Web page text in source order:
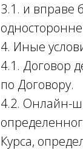
3.1. и вправе
4. Иные
4.1. Договор
по Договору.
4.2. Онлайн-
Курса,